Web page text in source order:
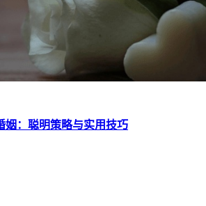
姻：聪明策略与实用技巧